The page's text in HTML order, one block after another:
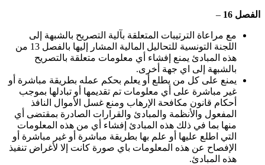
الفصل 16
–
مع مراعاة الترتيبات المتعلقة بآلية التصريح بالشبهة إلى
اللجنة التونسية للتحاليل المالية المشار إليها بالفصل 13 من
هذه المبادئ يمنع إفشاء أي معلومات متعلقة بالتصريح
بالشبهة إلى اي جهة أخرى.
يمنع على كل من يطلع أو يعلم بحكم عمله بطريقة مباشرة أو
غير مباشرة على أي معلومات تم تقديمها أو تبادلها بموجب
أحكام قانون مكافحة الإرهاب ومنع غسل الأموال النافذ
المفعول والأنظمة والمبادئ والقرارات الصادرة بمقتضى أي
منها بما في ذلك هذه المبادئ إفشاء أي من هذه المعلومات
التي اطلع عليها أو علم بها بطريقة مباشرة أو غير مباشرة أو
الإفصاح عن هذه المعلومات باي صورة كانت إلا لأغراض تنفيذ
هذه المبادئ.